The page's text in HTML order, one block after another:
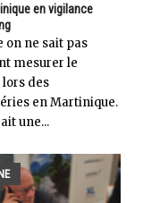
en vigilance
on ne sait pas
mesurer le
des
en Martinique.
une...